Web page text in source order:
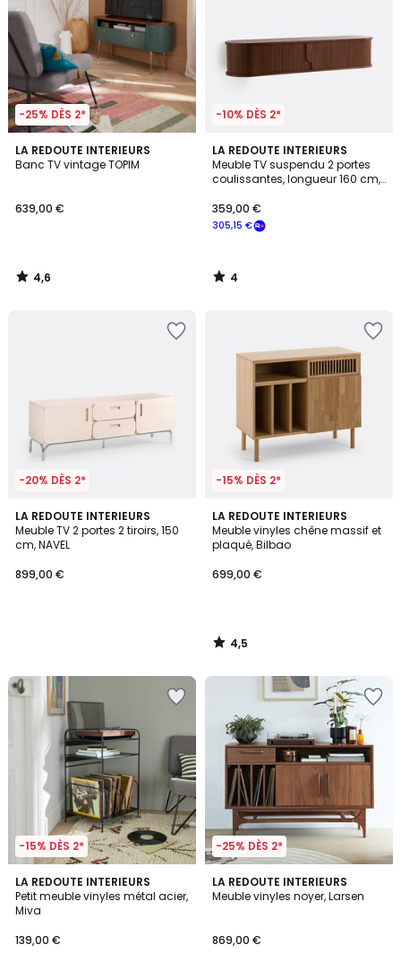
-25% DÈS 2*
LA REDOUTE INTERIEURS
Banc TV vintage TOPIM
639,00 €
4,6
/ 5
4,6
/
-10% DÈS 2*
LA REDOUTE INTERIEURS
Meuble TV suspendu 2 portes
coulissantes, longueur 160 cm,
305,15 €
359,00 €
4
/
5
4
/
-20% DÈS 2*
LA REDOUTE INTERIEURS
Meuble TV 2 portes 2 tiroirs, 150
cm, NAVEL
899,00 €
-15% DÈS 2*
LA REDOUTE INTERIEURS
Meuble vinyles chêne massif et
plaqué, Bilbao
699,00 €
4,5
/ 5
4,5
/
-15% DÈS 2*
LA REDOUTE INTERIEURS
Petit meuble vinyles métal acier,
Miva
139,00 €
4,6
/ 5
-25% DÈS 2*
LA REDOUTE INTERIEURS
Meuble vinyles noyer, Larsen
869,00 €
3,6
/ 5